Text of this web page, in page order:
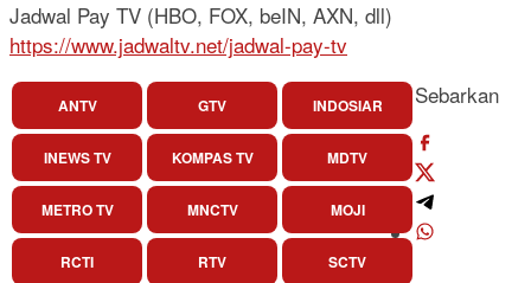
Jadwal Pay TV (HBO, FOX, beIN, AXN, dll)
https://www.jadwaltv.net/jadwal-pay-tv
ANTV GTV INDOSIAR
INEWS TV KOMPAS TV MDTV
METRO TV MNCTV MOJI
RCTI RTV SCTV
Sebarkan